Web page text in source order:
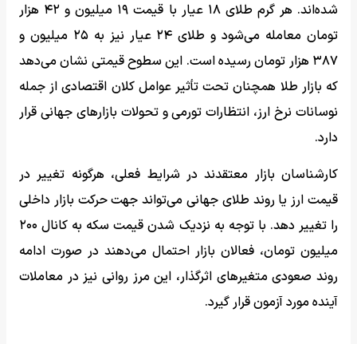
شده‌اند. هر گرم طلای ۱۸ عیار با قیمت ۱۹ میلیون و ۴۲ هزار
تومان معامله می‌شود و طلای ۲۴ عیار نیز به ۲۵ میلیون و
۳۸۷ هزار تومان رسیده است. این سطوح قیمتی نشان می‌دهد
که بازار طلا همچنان تحت تأثیر عوامل کلان اقتصادی از جمله
نوسانات نرخ ارز، انتظارات تورمی و تحولات بازارهای جهانی قرار
دارد.
کارشناسان بازار معتقدند در شرایط فعلی، هرگونه تغییر در
قیمت ارز یا روند طلای جهانی می‌تواند جهت حرکت بازار داخلی
را تغییر دهد. با توجه به نزدیک شدن قیمت سکه به کانال ۲۰۰
میلیون تومان، فعالان بازار احتمال می‌دهند در صورت ادامه
روند صعودی متغیرهای اثرگذار، این مرز روانی نیز در معاملات
آینده مورد آزمون قرار گیرد.